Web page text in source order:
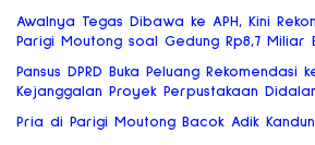
Awalnya Tegas Dibawa ke APH, Kini
Parigi Moutong soal Gedung Rp8,7 Miliar
Pansus DPRD Buka Peluang Rekomendasi
Kejanggalan Proyek Perpustakaan
Pria di Parigi Moutong Bacok Adik